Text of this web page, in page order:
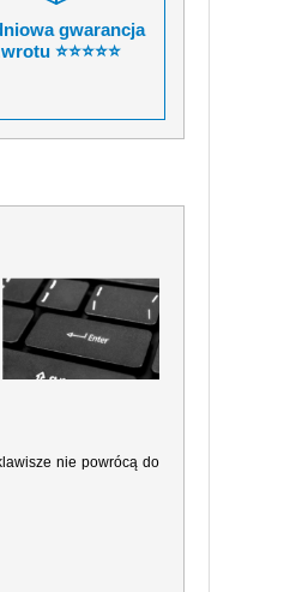
gwarancja
⭐⭐⭐⭐⭐
nie powrócą do